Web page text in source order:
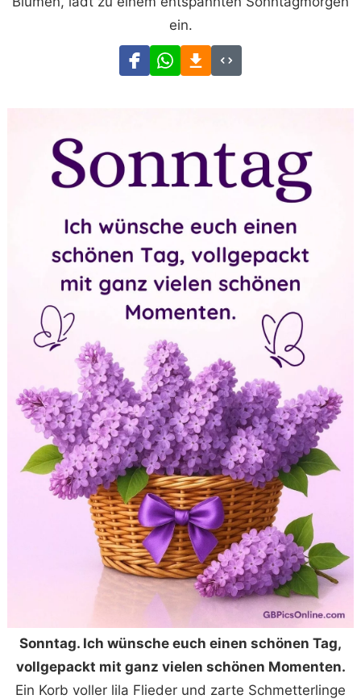
ein.
Sonntag. Ich wünsche euch einen schönen Tag,
vollgepackt mit ganz vielen schönen Momenten.
Ein Korb voller lila Flieder und zarte Schmetterlinge